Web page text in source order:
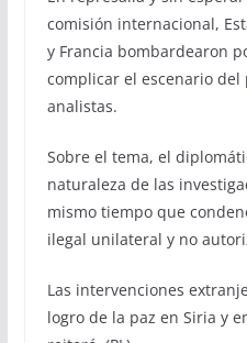
comisión internacional,
y Francia bombardearon
complicar el escenario
analistas.
Sobre el tema, el
naturaleza de las
mismo tiempo que
ilegal unilateral y no
Las intervenciones
logro de la paz en Siria y